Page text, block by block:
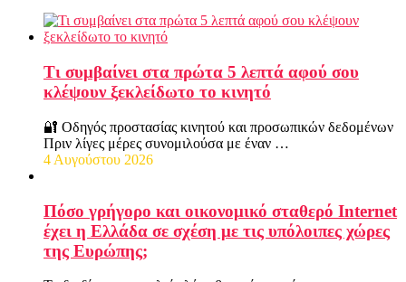
Τι συμβαίνει στα πρώτα 5 λεπτά αφού σου
κλέψουν ξεκλείδωτο το κινητό
🔐 Οδηγός προστασίας κινητού και προσωπικών δεδομένων
Πριν λίγες μέρες συνομιλούσα με έναν …
4 Αυγούστου 2026
Πόσο γρήγορο και οικονομικό σταθερό Internet
έχει η Ελλάδα σε σχέση με τις υπόλοιπες χώρες
της Ευρώπης;